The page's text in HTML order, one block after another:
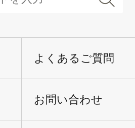
よくあるご質問
お問い合わせ